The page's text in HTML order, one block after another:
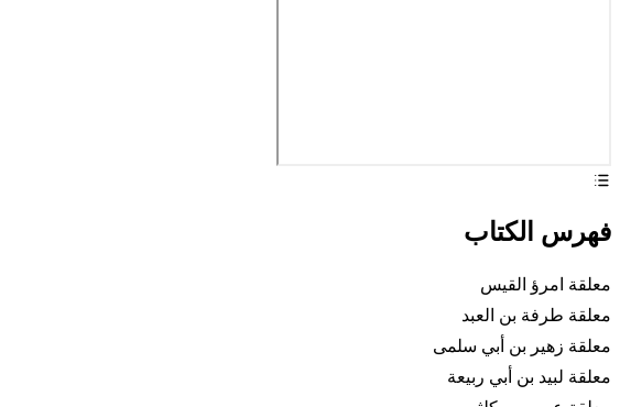
فهرس الكتاب
معلقة امرؤ القيس
معلقة طرفة بن العبد
معلقة زهير بن أبي سلمى
معلقة لبيد بن أبي ربيعة